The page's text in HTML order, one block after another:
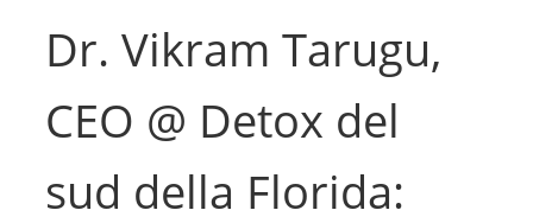
Dr. Vikram Tarugu,
CEO @ Detox del
sud della Florida: